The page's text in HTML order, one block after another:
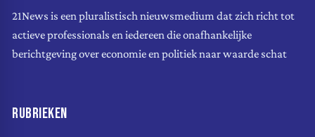
21News is een pluralistisch nieuwsmedium dat zich richt tot
actieve professionals en iedereen die onafhankelijke
berichtgeving over economie en politiek naar waarde schat
RUBRIEKEN